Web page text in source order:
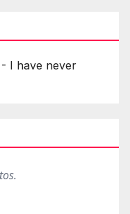
- I have never